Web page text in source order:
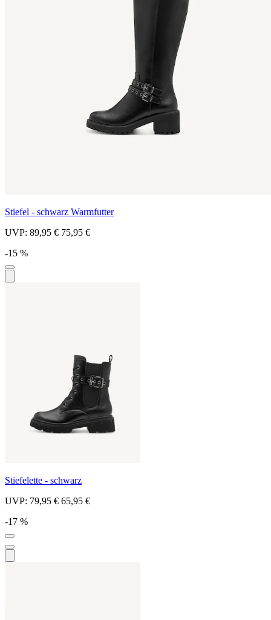
Stiefel - schwarz Warmfutter
UVP: 89,95 € 75,95 €
-15 %
Stiefelette - schwarz
UVP: 79,95 € 65,95 €
-17 %